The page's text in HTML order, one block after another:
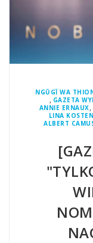
NGŨGĨ WA
, GAZETA
ANNIE ERNAUX,
LINA
ALBERT